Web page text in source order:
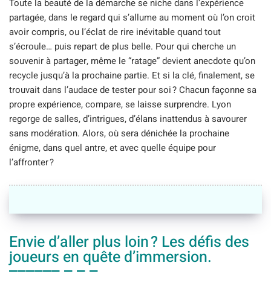
Toute la beauté de la démarche se niche dans l’expérience
partagée, dans le regard qui s’allume au moment où l’on croit
avoir compris, ou l’éclat de rire inévitable quand tout
s’écroule… puis repart de plus belle. Pour qui cherche un
souvenir à partager, même le “ratage” devient anecdote qu’on
recycle jusqu’à la prochaine partie. Et si la clé, finalement, se
trouvait dans l’audace de tester pour soi ? Chacun façonne sa
propre expérience, compare, se laisse surprendre. Lyon
regorge de salles, d’intrigues, d’élans inattendus à savourer
sans modération. Alors, où sera dénichée la prochaine
énigme, dans quel antre, et avec quelle équipe pour
l’affronter ?
Envie d’aller plus loin ? Les défis des
joueurs en quête d’immersion.